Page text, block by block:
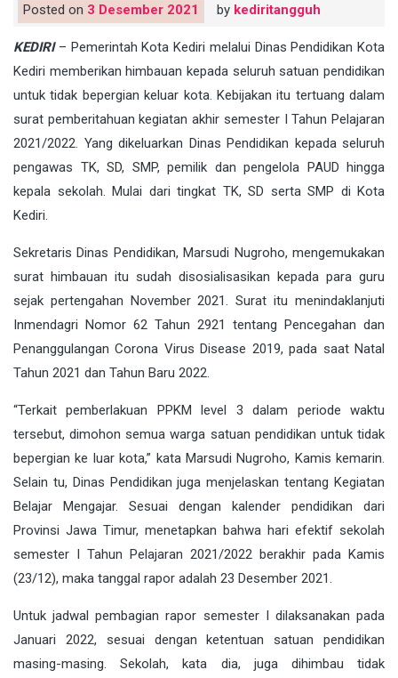
Posted on 3 Desember 2021 by kediritangguh
KEDIRI – Pemerintah Kota Kediri melalui Dinas Pendidikan Kota
Kediri memberikan himbauan kepada seluruh satuan pendidikan
untuk tidak bepergian keluar kota. Kebijakan itu tertuang dalam
surat pemberitahuan kegiatan akhir semester I Tahun Pelajaran
2021/2022. Yang dikeluarkan Dinas Pendidikan kepada seluruh
pengawas TK, SD, SMP, pemilik dan pengelola PAUD hingga
kepala sekolah. Mulai dari tingkat TK, SD serta SMP di Kota
Kediri.
Sekretaris Dinas Pendidikan, Marsudi Nugroho, mengemukakan
surat himbauan itu sudah disosialisasikan kepada para guru
sejak pertengahan November 2021. Surat itu menindaklanjuti
Inmendagri Nomor 62 Tahun 2921 tentang Pencegahan dan
Penanggulangan Corona Virus Disease 2019, pada saat Natal
Tahun 2021 dan Tahun Baru 2022.
“Terkait pemberlakuan PPKM level 3 dalam periode waktu
tersebut, dimohon semua warga satuan pendidikan untuk tidak
bepergian ke luar kota,” kata Marsudi Nugroho, Kamis kemarin.
Selain tu, Dinas Pendidikan juga menjelaskan tentang Kegiatan
Belajar Mengajar. Sesuai dengan kalender pendidikan dari
Provinsi Jawa Timur, menetapkan bahwa hari efektif sekolah
semester I Tahun Pelajaran 2021/2022 berakhir pada Kamis
(23/12), maka tanggal rapor adalah 23 Desember 2021.
Untuk jadwal pembagian rapor semester I dilaksanakan pada
Januari 2022, sesuai dengan ketentuan satuan pendidikan
masing-masing. Sekolah, kata dia, juga dihimbau tidak